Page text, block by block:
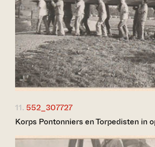
11. 552_307727
Korps Pontonniers en Torpedisten in